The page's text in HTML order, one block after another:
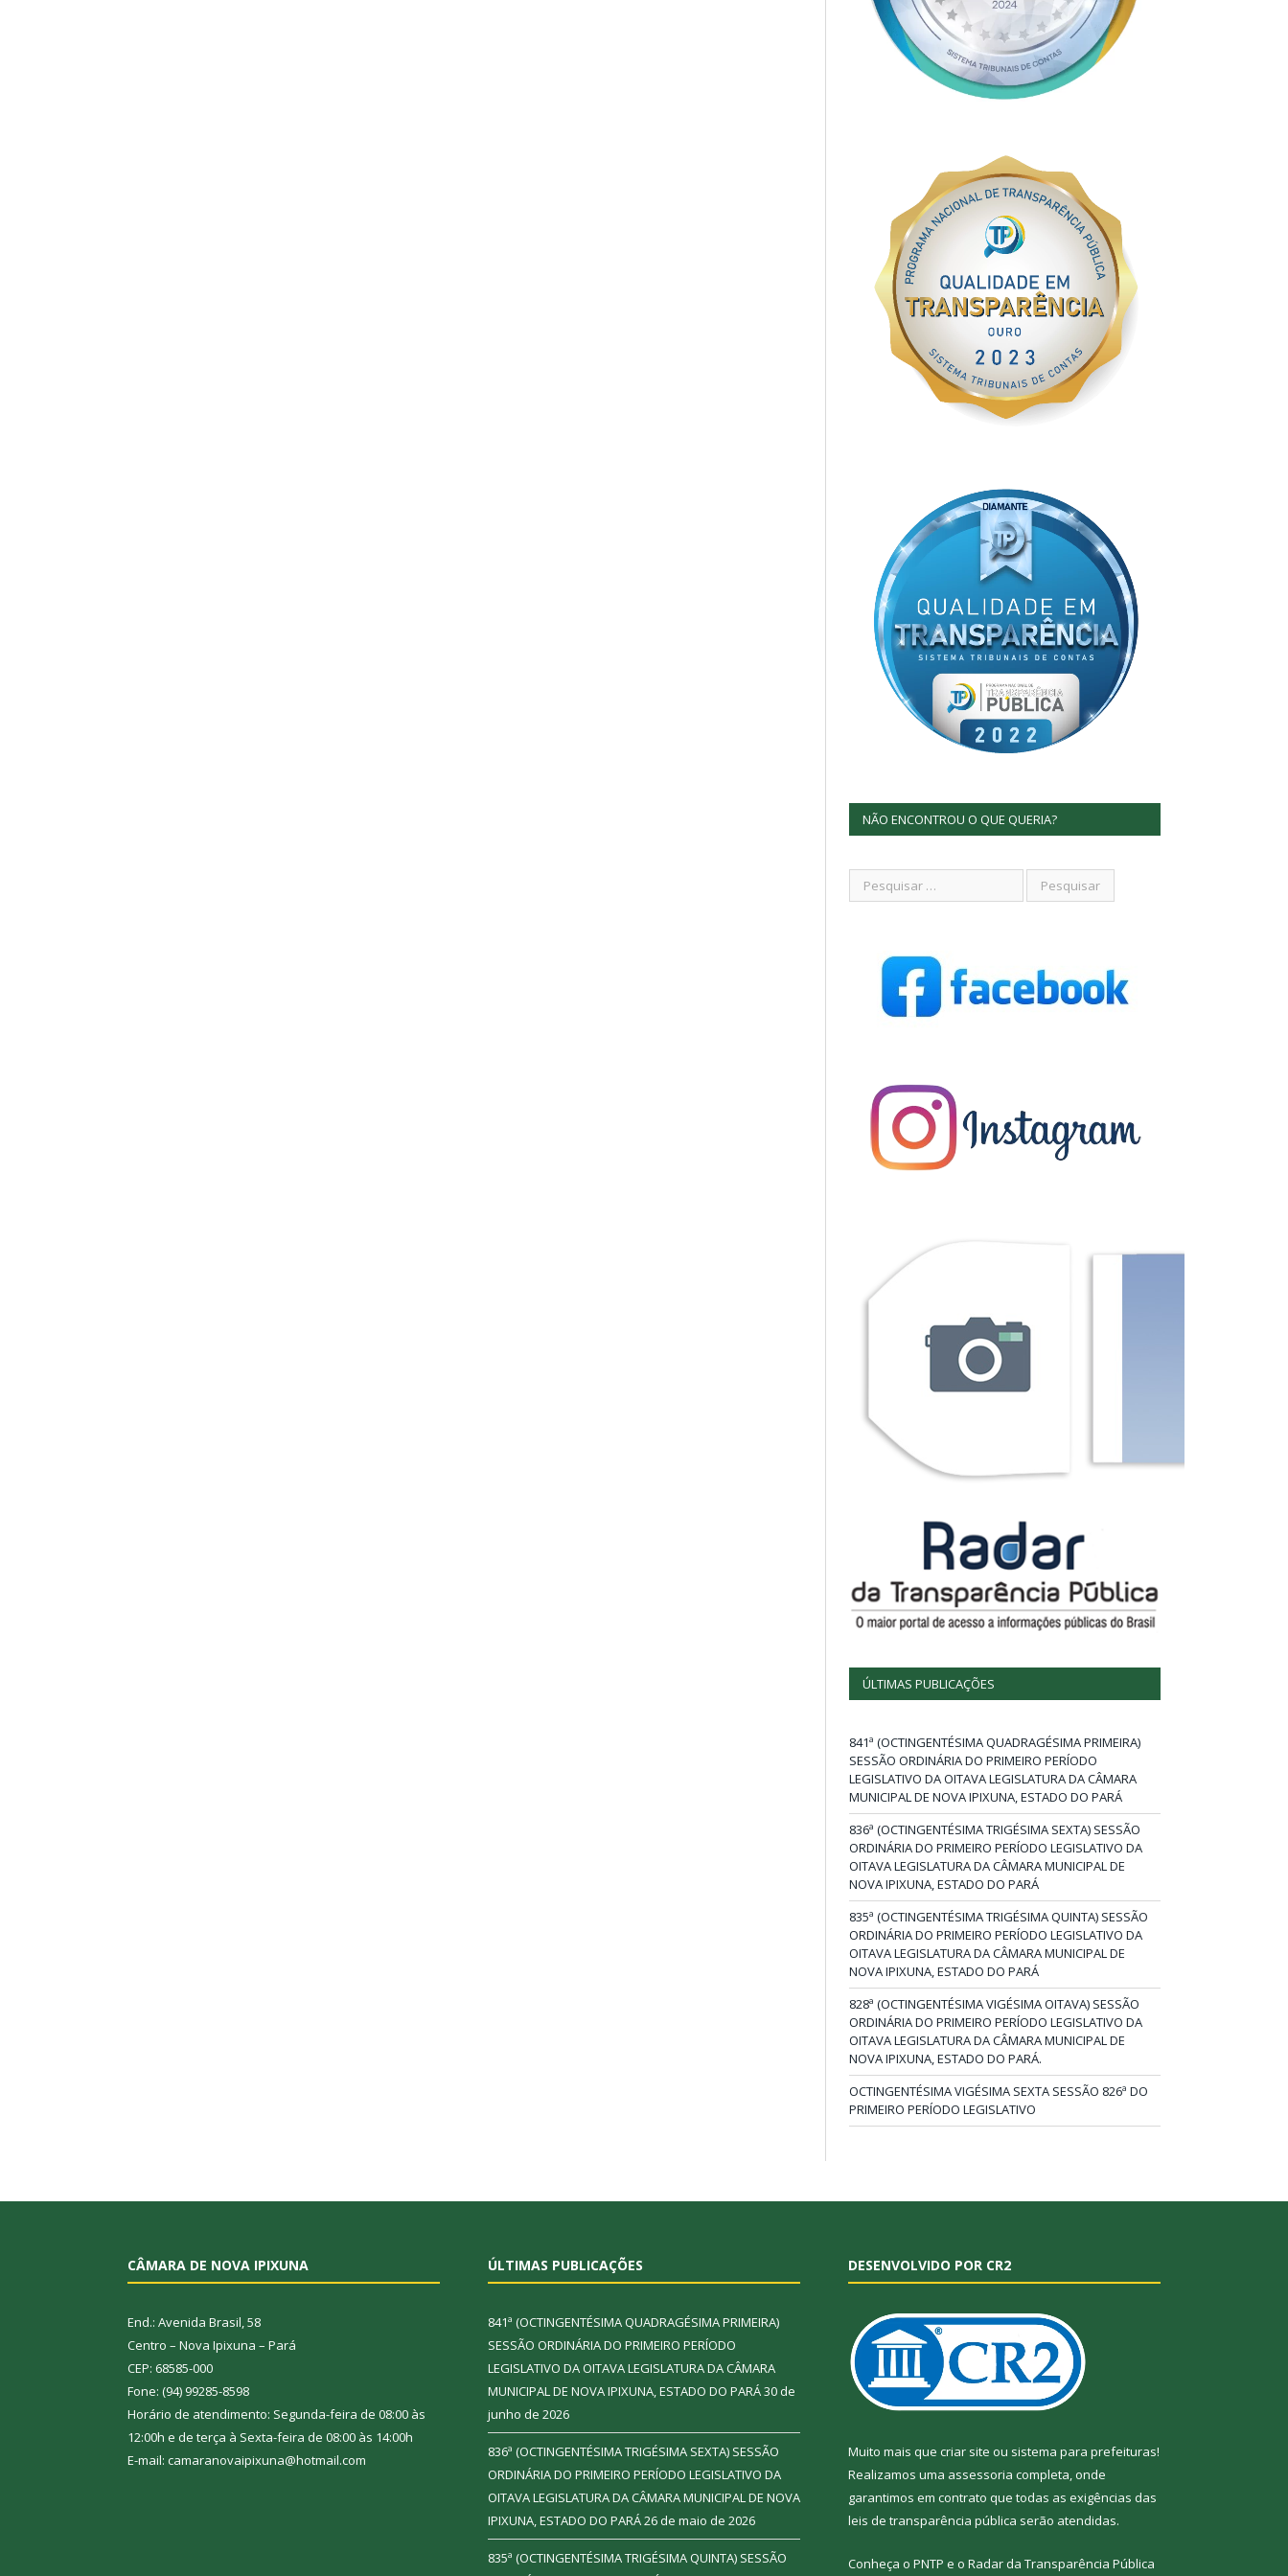
NÃO ENCONTROU O QUE QUERIA?
ÚLTIMAS PUBLICAÇÕES
841ª (OCTINGENTÉSIMA QUADRAGÉSIMA PRIMEIRA)
SESSÃO ORDINÁRIA DO PRIMEIRO PERÍODO
LEGISLATIVO DA OITAVA LEGISLATURA DA CÂMARA
MUNICIPAL DE NOVA IPIXUNA, ESTADO DO PARÁ
836ª (OCTINGENTÉSIMA TRIGÉSIMA SEXTA) SESSÃO
ORDINÁRIA DO PRIMEIRO PERÍODO LEGISLATIVO DA
OITAVA LEGISLATURA DA CÂMARA MUNICIPAL DE
NOVA IPIXUNA, ESTADO DO PARÁ
835ª (OCTINGENTÉSIMA TRIGÉSIMA QUINTA) SESSÃO
ORDINÁRIA DO PRIMEIRO PERÍODO LEGISLATIVO DA
OITAVA LEGISLATURA DA CÂMARA MUNICIPAL DE
NOVA IPIXUNA, ESTADO DO PARÁ
828ª (OCTINGENTÉSIMA VIGÉSIMA OITAVA) SESSÃO
ORDINÁRIA DO PRIMEIRO PERÍODO LEGISLATIVO DA
OITAVA LEGISLATURA DA CÂMARA MUNICIPAL DE
NOVA IPIXUNA, ESTADO DO PARÁ.
OCTINGENTÉSIMA VIGÉSIMA SEXTA SESSÃO 826ª DO
PRIMEIRO PERÍODO LEGISLATIVO
CÂMARA DE NOVA IPIXUNA
End.: Avenida Brasil, 58
Centro – Nova Ipixuna – Pará
CEP: 68585-000
Fone: (94) 99285-8598
Horário de atendimento: Segunda-feira de 08:00 às
12:00h e de terça à Sexta-feira de 08:00 às 14:00h
E-mail: camaranovaipixuna@hotmail.com
ÚLTIMAS PUBLICAÇÕES
841ª (OCTINGENTÉSIMA QUADRAGÉSIMA PRIMEIRA)
SESSÃO ORDINÁRIA DO PRIMEIRO PERÍODO
LEGISLATIVO DA OITAVA LEGISLATURA DA CÂMARA
MUNICIPAL DE NOVA IPIXUNA, ESTADO DO PARÁ30 de
junho de 2026
836ª (OCTINGENTÉSIMA TRIGÉSIMA SEXTA) SESSÃO
ORDINÁRIA DO PRIMEIRO PERÍODO LEGISLATIVO DA
OITAVA LEGISLATURA DA CÂMARA MUNICIPAL DE NOVA
IPIXUNA, ESTADO DO PARÁ26 de maio de 2026
835ª (OCTINGENTÉSIMA TRIGÉSIMA QUINTA) SESSÃO
DESENVOLVIDO POR CR2
Muito mais que criar site ou sistema para prefeituras!
Realizamos uma assessoria completa, onde
garantimos em contrato que todas as exigências das
leis de transparência pública serão atendidas.
Conheça o PNTP e o Radar da Transparência Pública